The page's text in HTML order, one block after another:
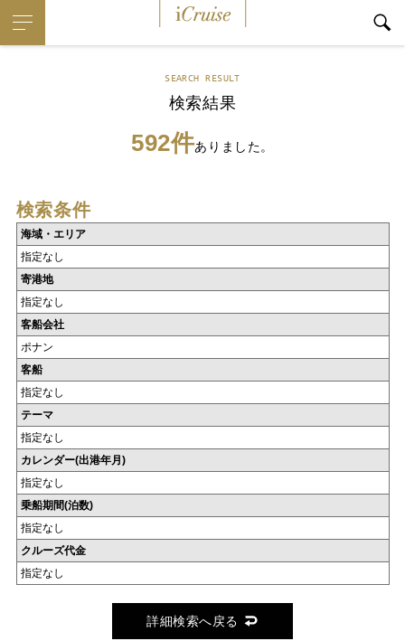
SEARCH RESULT
検索結果
592件ありました。
検索条件
海域・エリア
指定なし
寄港地
指定なし
客船会社
ポナン
客船
指定なし
テーマ
指定なし
カレンダー(出港年月)
指定なし
乗船期間(泊数)
指定なし
クルーズ代金
指定なし
詳細検索へ戻る